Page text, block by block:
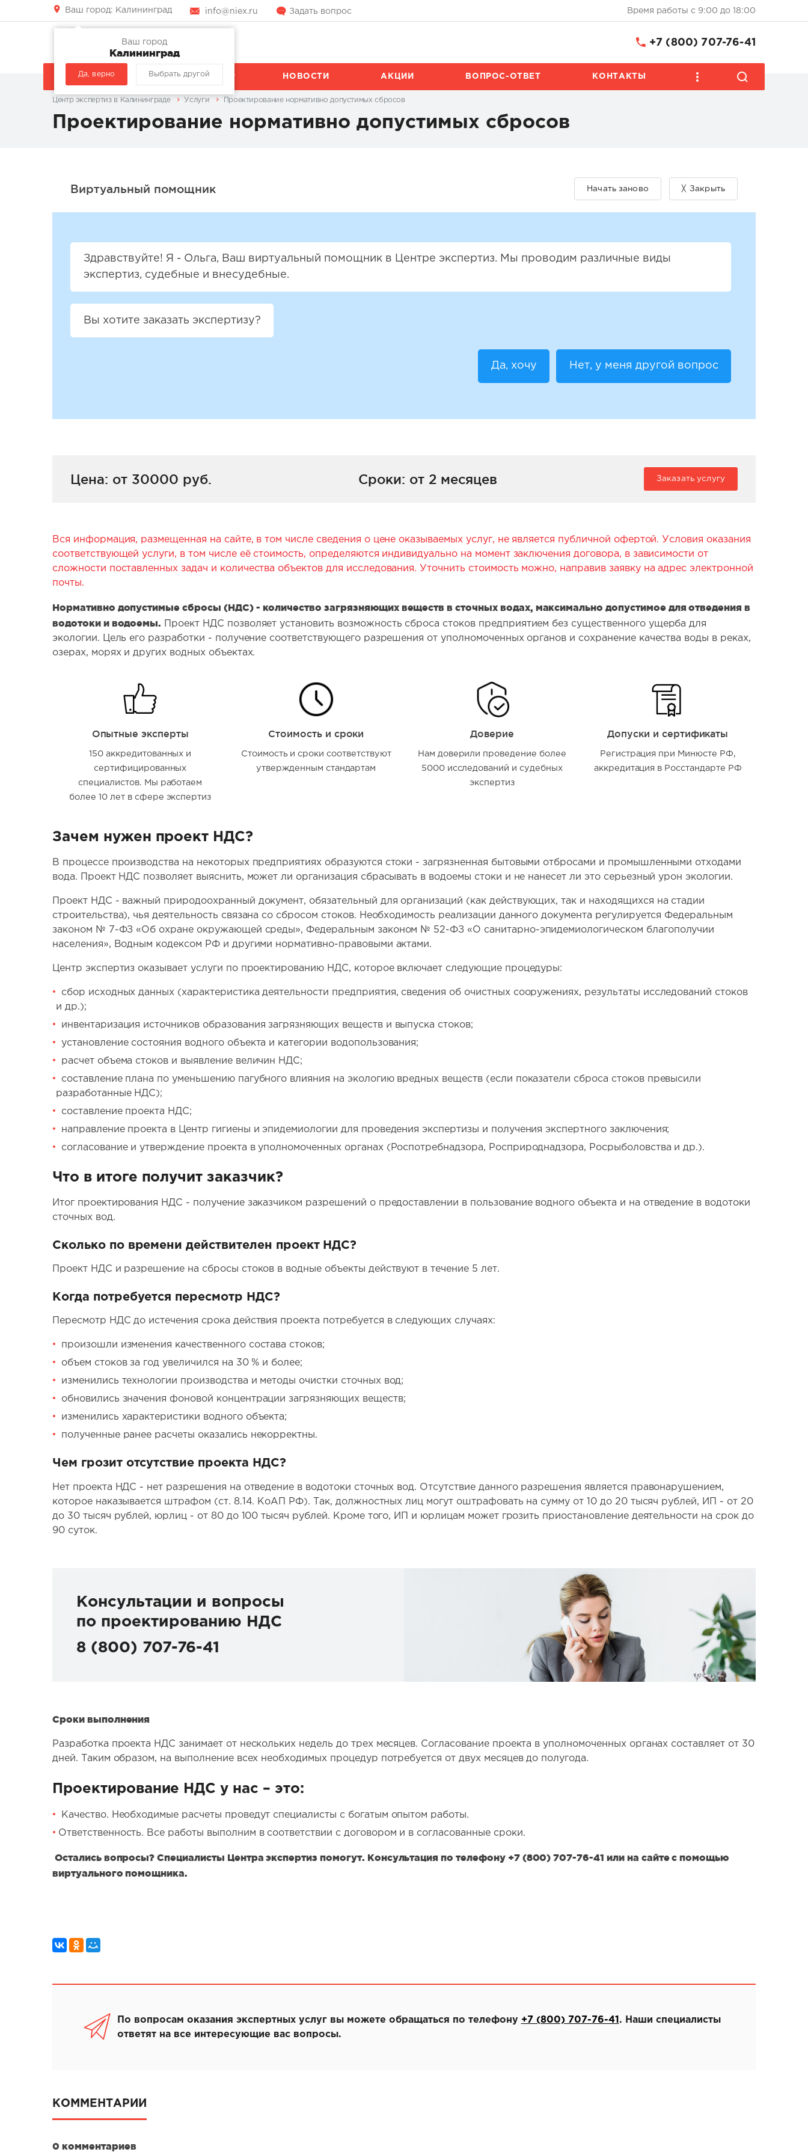
Ваш город: Калининград
Ваш город
Калининград
Да, верно Выбрать другой
info@niex.ru Задать вопрос Время работы с 9:00 до 18:00
+7 (800) 707-76-41
КОМПАНИЯ УСЛУГИ НОВОСТИ АКЦИИ ВОПРОС-ОТВЕТ КОНТАКТЫ
Центр экспертиз в Калининграде Услуги Проектирование нормативно допустимых сбросов
Проектирование нормативно допустимых сбросов
Здравствуйте! Я - Ольга, Ваш виртуальный помощник в Центре экспертиз. Мы проводим различные виды
экспертиз, судебные и внесудебные.
Вы хотите заказать экспертизу?
Да, хочу Нет, у меня другой вопрос
Цена: от 30000 руб. Сроки: от 2 месяцев Заказать услугу
Вся информация, размещенная на сайте, в том числе сведения о цене оказываемых услуг, не является публичной офертой. Условия оказания
соответствующей услуги, в том числе её стоимость, определяются индивидуально на момент заключения договора, в зависимости от
сложности поставленных задач и количества объектов для исследования. Уточнить стоимость можно, направив заявку на адрес электронной
почты.
Нормативно допустимые сбросы (НДС) - количество загрязняющих веществ в сточных водах, максимально допустимое для отведения в
водотоки и водоемы. Проект НДС позволяет установить возможность сброса стоков предприятием без существенного ущерба для
экологии. Цель его разработки - получение соответствующего разрешения от уполномоченных органов и сохранение качества воды в реках,
озерах, морях и других водных объектах.
Опытные эксперты
150 аккредитованных и
сертифицированных
специалистов. Мы работаем
более 10 лет в сфере экспертиз
Стоимость и сроки
Стоимость и сроки соответствуют
утвержденным стандартам
Доверие
Нам доверили проведение более
5000 исследований и судебных
экспертиз
Допуски и сертификаты
Регистрация при Минюсте РФ,
аккредитация в Росстандарте РФ
Зачем нужен проект НДС?
В процессе производства на некоторых предприятиях образуются стоки - загрязненная бытовыми отбросами и промышленными отходами
вода. Проект НДС позволяет выяснить, может ли организация сбрасывать в водоемы стоки и не нанесет ли это серьезный урон экологии.
Проект НДС - важный природоохранный документ, обязательный для организаций (как действующих, так и находящихся на стадии
строительства), чья деятельность связана со сбросом стоков. Необходимость реализации данного документа регулируется Федеральным
законом № 7-ФЗ «Об охране окружающей среды», Федеральным законом № 52-ФЗ «О санитарно-эпидемиологическом благополучии
населения», Водным кодексом РФ и другими нормативно-правовыми актами.
Центр экспертиз оказывает услуги по проектированию НДС, которое включает следующие процедуры:
сбор исходных данных (характеристика деятельности предприятия, сведения об очистных сооружениях, результаты исследований стоков
и др.);
инвентаризация источников образования загрязняющих веществ и выпуска стоков;
установление состояния водного объекта и категории водопользования;
расчет объема стоков и выявление величин НДС;
составление плана по уменьшению пагубного влияния на экологию вредных веществ (если показатели сброса стоков превысили
разработанные НДС);
составление проекта НДС;
направление проекта в Центр гигиены и эпидемиологии для проведения экспертизы и получения экспертного заключения;
согласование и утверждение проекта в уполномоченных органах (Роспотребнадзора, Росприроднадзора, Росрыболовства и др.).
Что в итоге получит заказчик?
Итог проектирования НДС - получение заказчиком разрешений о предоставлении в пользование водного объекта и на отведение в водотоки
сточных вод.
Сколько по времени действителен проект НДС?
Проект НДС и разрешение на сбросы стоков в водные объекты действуют в течение 5 лет.
Когда потребуется пересмотр НДС?
Пересмотр НДС до истечения срока действия проекта потребуется в следующих случаях:
произошли изменения качественного состава стоков;
объем стоков за год увеличился на 30 % и более;
изменились технологии производства и методы очистки сточных вод;
обновились значения фоновой концентрации загрязняющих веществ;
изменились характеристики водного объекта;
полученные ранее расчеты оказались некорректны.
Чем грозит отсутствие проекта НДС?
Нет проекта НДС - нет разрешения на отведение в водотоки сточных вод. Отсутствие данного разрешения является правонарушением,
которое наказывается штрафом (ст. 8.14. КоАП РФ). Так, должностных лиц могут оштрафовать на сумму от 10 до 20 тысяч рублей, ИП - от 20
до 30 тысяч рублей, юрлиц - от 80 до 100 тысяч рублей. Кроме того, ИП и юрлицам может грозить приостановление деятельности на срок до
90 суток.
Консультации и вопросы
по проектированию НДС
8 (800) 707-76-41
Сроки выполнения
Разработка проекта НДС занимает от нескольких недель до трех месяцев. Согласование проекта в уполномоченных органах составляет от 30
дней. Таким образом, на выполнение всех необходимых процедур потребуется от двух месяцев до полугода.
Проектирование НДС у нас – это:
Качество. Необходимые расчеты проведут специалисты с богатым опытом работы.
Ответственность. Все работы выполним в соответствии с договором и в согласованные сроки.
Остались вопросы? Специалисты Центра экспертиз помогут. Консультация по телефону +7 (800) 707-76-41 или на сайте с помощью
виртуального помощника.
По вопросам оказания экспертных услуг вы можете обращаться по телефону +7 (800) 707-76-41 . Наши специалисты
ответят на все интересующие вас вопросы.
КОММЕНТАРИИ
0 комментариев